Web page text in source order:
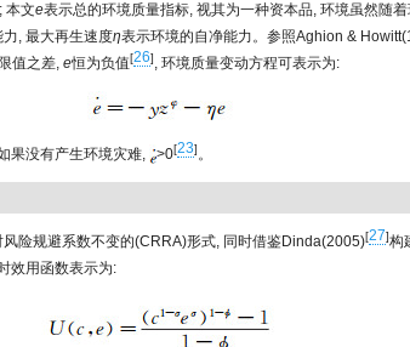
本文e表示总的环境质量指标, 视其为一种资本品, 环境虽然随
, 最大再生速度η表示环境的自净能力。参照Aghion &
值之差, e恒为负值[26], 环境质量变动方程可表示为:
果没有产生环境灾难, >0[23]。
险规避系数不变的(CRRA)形式, 同时借鉴Dinda(2005)[27]构
效用函数表示为: